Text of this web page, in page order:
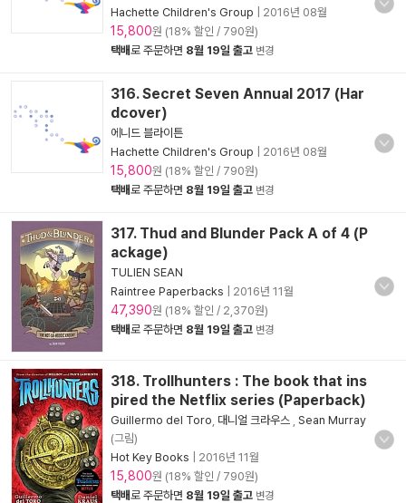
Hachette Children's Group 2016년 08월
15,800원 (18% 할인 / 790원)
택배로 주문하면 8월 19일 출고 변경
316. Secret Seven Annual 2017 (Har
dcover)
에니드 블라이튼
Hachette Children's Group
2016년 08월
15,800원 (18% 할인 / 790원)
택배로 주문하면 8월 19일 출고 변경
317. Thud and Blunder Pack A of 4 (P
ackage)
TULIEN SEAN
Raintree Paperbacks
2016년 11월
47,390원 (18% 할인 / 2,370원)
택배로 주문하면 8월 19일 출고 변경
318. Trollhunters : The book that ins
pired the Netflix series (Paperback)
Guillermo del Toro 대니얼 크라우스 Sean Murray
(그림)
Hot Key Books
2016년 11월
15,800원 (18% 할인 / 790원)
택배로 주문하면 8월 19일 출고 변경